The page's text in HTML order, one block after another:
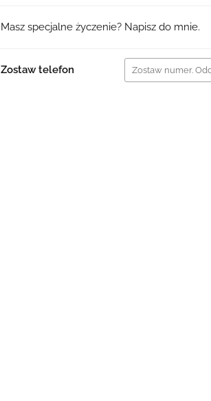
Masz specjalne życzenie? Napisz do mnie.
Zostaw telefon